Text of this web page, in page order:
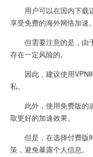
用户可以在国内下载
享受免费的海外网络加速。
但需要注意的是，由
存在一定风险的。
因此，建议使用VPN
私。
此外，使用免费版的
取更好的加速效果。
但是，在选择付费版
策，避免暴露个人信息。